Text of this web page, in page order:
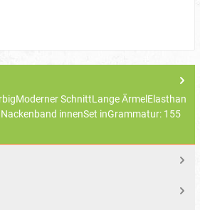
SchnittLange ÄrmelElasthan
innenSet inGrammatur: 155